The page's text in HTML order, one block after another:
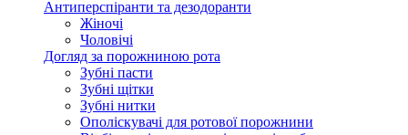
Антиперспіранти та дезодоранти
Жіночі
Чоловічі
Догляд за порожниною рота
Зубні пасти
Зубні щітки
Зубні нитки
Ополіскувачі для ротової порожнини